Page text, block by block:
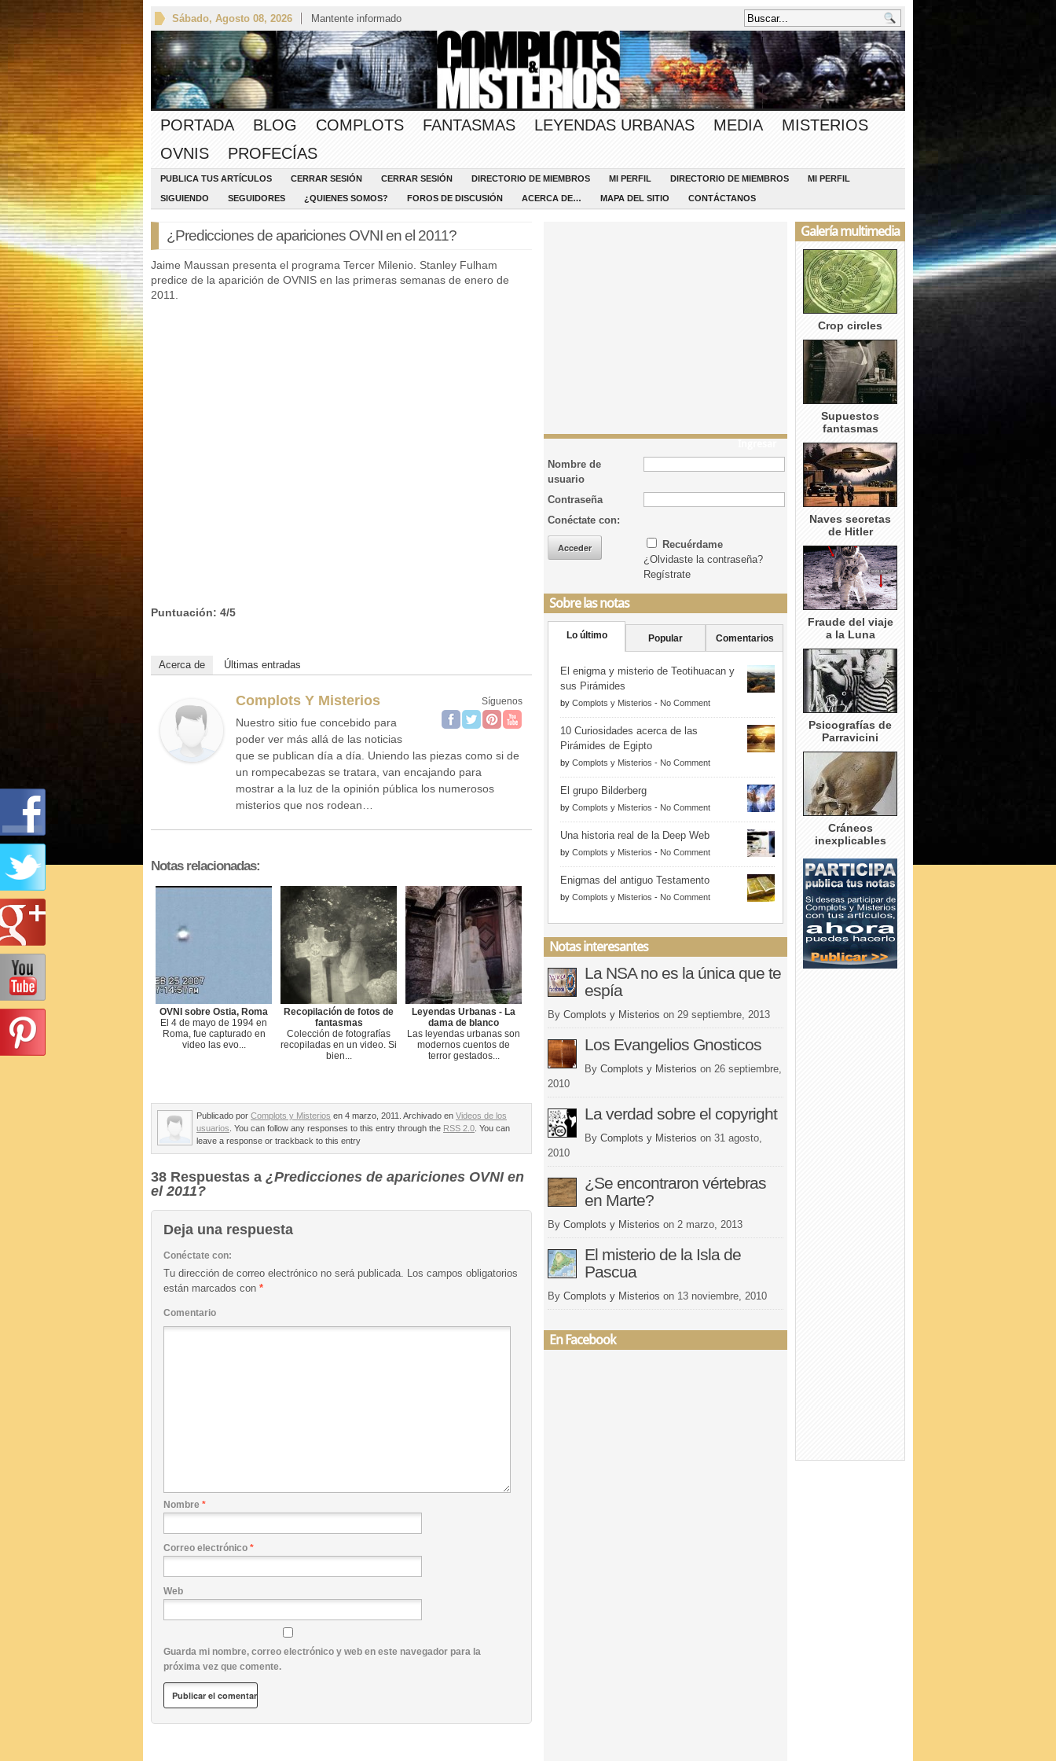
Sábado, Agosto 08, 2026 Mantente informado
PORTADA BLOG COMPLOTS FANTASMAS LEYENDAS URBANAS MEDIA
MISTERIOS
OVNIS
PROFECÍAS
PUBLICA TUS ARTÍCULOS CERRAR SESIÓN CERRAR SESIÓN DIRECTORIO DE MIEMBROS MI PERFIL DIRECTORIO DE MIEMBROS MI PERFIL
SIGUIENDO SEGUIDORES ¿QUIENES SOMOS? FOROS DE DISCUSIÓN ACERCA DE… MAPA DEL SITIO CONTÁCTANOS
¿Predicciones de apariciones OVNI en el 2011?
Jaime Maussan presenta el programa Tercer Milenio. Stanley Fulham
predice de la aparición de OVNIS en las primeras semanas de enero de
2011.
Puntuación: 4/5
Acerca de Últimas entradas
Síguenos
Complots Y Misterios
Nuestro sitio fue concebido para
poder ver más allá de las noticias
que se publican día a día. Uniendo las piezas como si de
un rompecabezas se tratara, van encajando para
mostrar a la luz de la opinión pública los numerosos
misterios que nos rodean…
Notas relacionadas:
OVNI sobre Ostia, Roma
El 4 de mayo de 1994 en
Roma, fue capturado en
video las evo...
Recopilación de fotos de
fantasmas
Colección de fotografías
recopiladas en un video. Si
bien...
Leyendas Urbanas - La
dama de blanco
Las leyendas urbanas son
modernos cuentos de
terror gestados...
Publicado por Complots y Misterios en 4 marzo, 2011. Archivado en Videos de los
usuarios . You can follow any responses to this entry through the RSS 2.0 . You can
leave a response or trackback to this entry
38 Respuestas a ¿Predicciones de apariciones OVNI en
el 2011?
Deja una respuesta
Conéctate con:
Tu dirección de correo electrónico no será publicada.
Los campos obligatorios
están marcados con *
Comentario
Nombre *
Correo electrónico *
Web
Guarda mi nombre, correo electrónico y web en este navegador para la
próxima vez que comente.
Nombre de
usuario
Contraseña
Conéctate con:
Recuérdame
¿Olvidaste la contraseña?
Regístrate
Sobre las notas
Lo último Popular Comentarios
El enigma y misterio de Teotihuacan y
sus Pirámides
by Complots y Misterios - No Comment
10 Curiosidades acerca de las
Pirámides de Egipto
by Complots y Misterios - No Comment
El grupo Bilderberg
by Complots y Misterios - No Comment
Una historia real de la Deep Web
by Complots y Misterios - No Comment
Enigmas del antiguo Testamento
by Complots y Misterios - No Comment
Notas interesantes
La NSA no es la única que te
espía
By Complots y Misterios on 29 septiembre, 2013
Los Evangelios Gnosticos
By Complots y Misterios on 26 septiembre,
2010
La verdad sobre el copyright
By Complots y Misterios on 31 agosto,
2010
¿Se encontraron vértebras
en Marte?
By Complots y Misterios on 2 marzo, 2013
El misterio de la Isla de
Pascua
By Complots y Misterios on 13 noviembre, 2010
En Facebook
Galería multimedia
Crop circles
Supuestos
fantasmas
Naves secretas
de Hitler
Fraude del viaje
a la Luna
Psicografías de
Parravicini
Cráneos
inexplicables